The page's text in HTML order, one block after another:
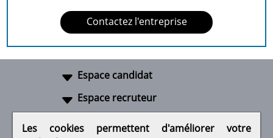
Contactez l'entreprise
Espace candidat
Espace recruteur
Les cookies permettent d'améliorer votre